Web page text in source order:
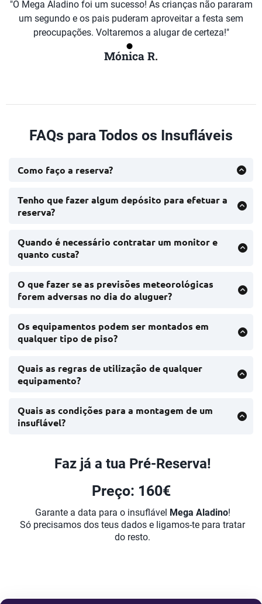
"O Mega Aladino foi um sucesso! As crianças não pararam
um segundo e os pais puderam aproveitar a festa sem
preocupações. Voltaremos a alugar de certeza!"
Mónica R.
FAQs para Todos os Insufláveis
Como faço a reserva?
ligar para 939 374 481 ou 935 136 555, enviar um e-
mail para animaneventos@gmail.com.
Tenho que fazer algum depósito para efetuar a
reserva?
antecipado para garantir a sua reserva connosco.
Quando é necessário contratar um monitor e
quanto custa?
das normas de utilização e segurança do equipamento.
O custo é de 50€ por 3 horas, com um acréscimo de
10€ por cada hora extra.
O que fazer se as previsões meteorológicas
forem adversas no dia do aluguer?
ajustar o plano, seja com um insuflável adaptável ao
interior ou remarcar a instalação.
Os equipamentos podem ser montados em
qualquer tipo de piso?
alcatrão, cimento ou gravilha. Informe-nos no momento
da reserva para tomarmos as devidas precauções. Não
é permitida a montagem em pisos inclinados.
Quais as regras de utilização de qualquer
equipamento?
limite de utilizadores. Calçado, saltar nas paredes e
usar o escorrega como entrada não são permitidos.
Quais as condições para a montagem de um
insuflável?
Faz já a tua Pré-Reserva!
Preço: 160€
Garante a data para o insuflável Mega Aladino!
Só precisamos dos teus dados e ligamos-te para tratar
do resto.